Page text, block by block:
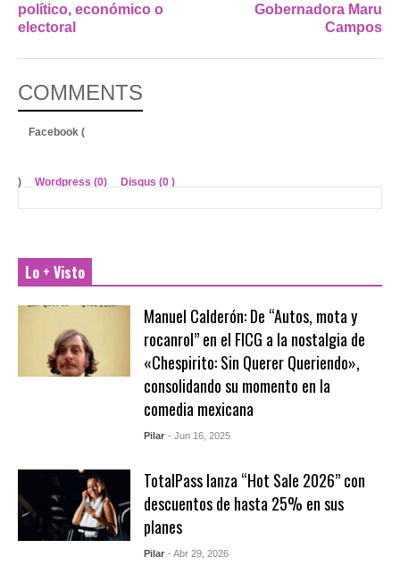
político, económico o
electoral
Gobernadora Maru
Campos
COMMENTS
Facebook (
) Wordpress (0) Disqus (0 )
Lo + Visto
Manuel Calderón: De “Autos, mota y
rocanrol” en el FICG a la nostalgia de
«Chespirito: Sin Querer Queriendo»,
consolidando su momento en la
comedia mexicana
Pilar - Jun 16, 2025
TotalPass lanza “Hot Sale 2026” con
descuentos de hasta 25% en sus
planes
Pilar - Abr 29, 2026